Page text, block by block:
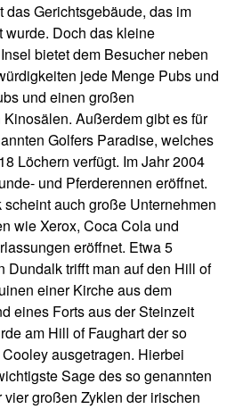
das Gerichtsgebäude, das im
wurde. Doch das kleine
bietet dem Besucher neben
jede Menge Pubs und
und einen großen
Außerdem gibt es für
Golfers Paradise, welches
Löchern verfügt. Im Jahr 2004
und Pferderennen eröffnet.
auch große Unternehmen
wie Xerox, Coca Cola und
eröffnet. Etwa 5
Dundalk trifft man auf den Hill of
einer Kirche aus dem
eines Forts aus der Steinzeit
am Hill of Faughart der so
ausgetragen. Hierbei
Sage des so genannten
großen Zyklen der irischen